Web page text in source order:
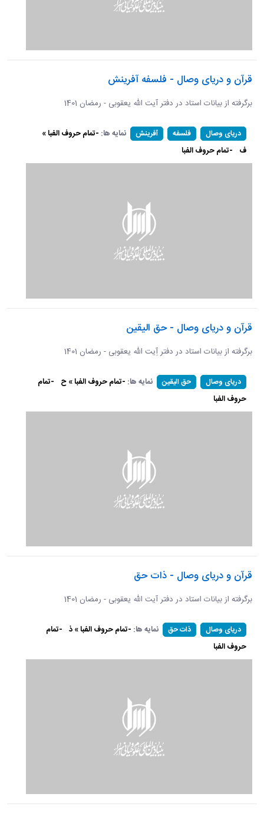
قرآن و دریای وصال - فلسفه آفرینش
برگرفته از بیانات استاد در دفتر آیت الله یعقوبی - رمضان 1401
دریای وصال فلسفه آفرینش نمایه ها: -تمام حروف الفبا »
ف -تمام حروف الفبا
قرآن و دریای وصال - حق الیقین
برگرفته از بیانات استاد در دفتر آِیت الله یعقوبی - رمضان 1401
دریای وصال حق الیقین نمایه ها: -تمام حروف الفبا » ح -تمام
حروف الفبا
قرآن و دریای وصال - ذات حق
برگرفته از بیانات استاد در دفتر آیت الله یعقوبی - رمضان 1401
دریای وصال ذات حق نمایه ها: -تمام حروف الفبا » ذ -تمام
حروف الفبا